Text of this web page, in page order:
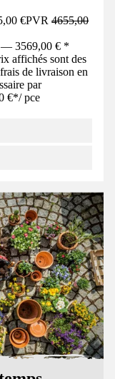
€PVR4655,00
3569,00 € *
affichés sont des
de livraison en
par
€*/ pce